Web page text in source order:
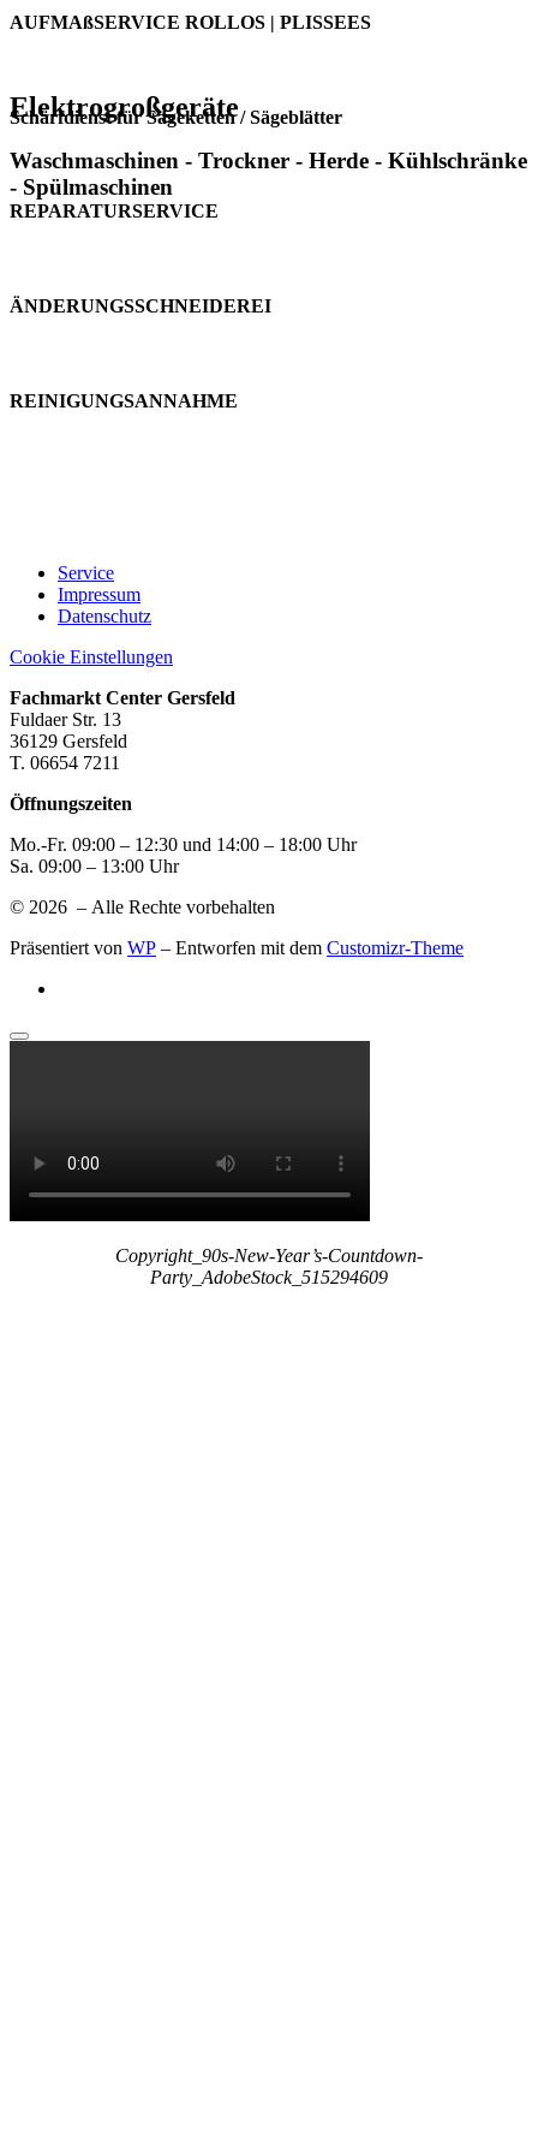
Elektrogroßgeräte
Waschmaschinen - Trockner - Herde - Kühlschränke
- Spülmaschinen
AUFMAßSERVICE ROLLOS | PLISSEES
Schärfdienst für Sägeketten / Sägeblätter
REPARATURSERVICE
ÄNDERUNGSSCHNEIDEREI
REINIGUNGSANNAHME
Service
Impressum
Datenschutz
Cookie Einstellungen
Fachmarkt Center Gersfeld
Fuldaer Str. 13
36129 Gersfeld
T. 06654 7211
Öffnungszeiten
Mo.-Fr. 09:00 – 12:30 und 14:00 – 18:00 Uhr
Sa. 09:00 – 13:00 Uhr
© 2026 – Alle Rechte vorbehalten
Präsentiert von WP – Entworfen mit dem Customizr-Theme
Copyright_90s-New-Year’s-Countdown-
Party_AdobeStock_515294609